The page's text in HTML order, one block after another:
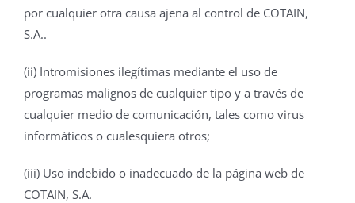
por cualquier otra causa ajena al control de COTAIN,
S.A..
(ii) Intromisiones ilegítimas mediante el uso de
programas malignos de cualquier tipo y a través de
cualquier medio de comunicación, tales como virus
informáticos o cualesquiera otros;
(iii) Uso indebido o inadecuado de la página web de
COTAIN, S.A.